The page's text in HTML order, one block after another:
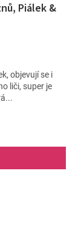
Piálek &
objevují se i
liči, super je